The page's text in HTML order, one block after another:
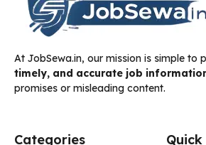
At JobSewa.in, our mission is simple to
timely, and accurate job
promises or misleading content.
Categories